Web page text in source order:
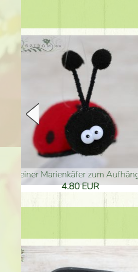
Keramikfrosch 12cm
33.90 EUR